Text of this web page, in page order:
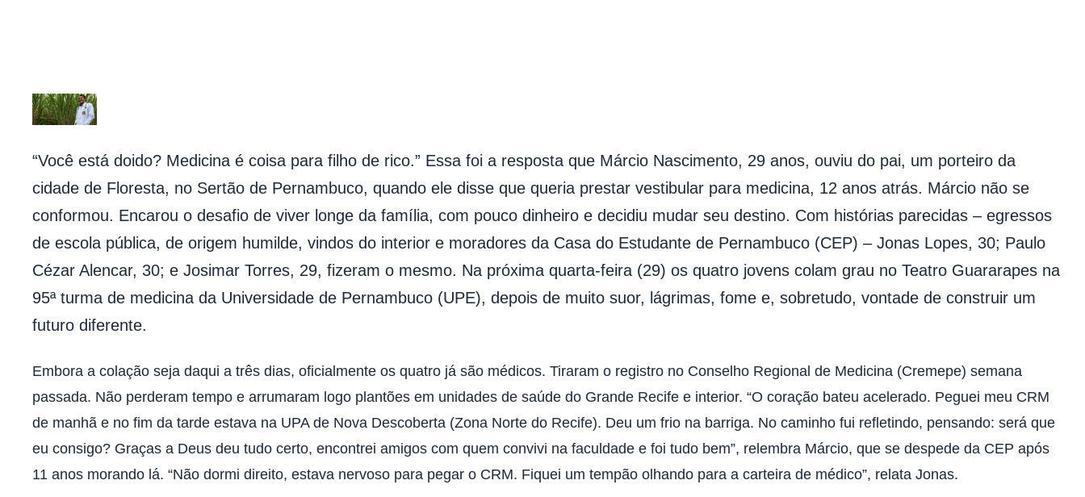
“Você está doido? Medicina é coisa para filho de rico.” Essa foi a resposta que Márcio Nascimento, 29 anos, ouviu do pai, um porteiro da
cidade de Floresta, no Sertão de Pernambuco, quando ele disse que queria prestar vestibular para medicina, 12 anos atrás. Márcio não se
conformou. Encarou o desafio de viver longe da família, com pouco dinheiro e decidiu mudar seu destino. Com histórias parecidas – egressos
de escola pública, de origem humilde, vindos do interior e moradores da Casa do Estudante de Pernambuco (CEP) – Jonas Lopes, 30; Paulo
Cézar Alencar, 30; e Josimar Torres, 29, fizeram o mesmo. Na próxima quarta-feira (29) os quatro jovens colam grau no Teatro Guararapes na
95ª turma de medicina da Universidade de Pernambuco (UPE), depois de muito suor, lágrimas, fome e, sobretudo, vontade de construir um
futuro diferente.
Embora a colação seja daqui a três dias, oficialmente os quatro já são médicos. Tiraram o registro no Conselho Regional de Medicina (Cremepe) semana
passada. Não perderam tempo e arrumaram logo plantões em unidades de saúde do Grande Recife e interior. “O coração bateu acelerado. Peguei meu CRM
de manhã e no fim da tarde estava na UPA de Nova Descoberta (Zona Norte do Recife). Deu um frio na barriga. No caminho fui refletindo, pensando: será que
eu consigo? Graças a Deus deu tudo certo, encontrei amigos com quem convivi na faculdade e foi tudo bem”, relembra Márcio, que se despede da CEP após
11 anos morando lá. “Não dormi direito, estava nervoso para pegar o CRM. Fiquei um tempão olhando para a carteira de médico”, relata Jonas.